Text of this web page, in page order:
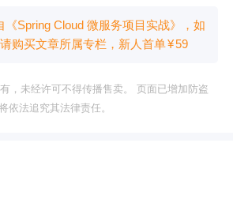
《Spring Cloud 微服务项目实战》，如
购买文章所属专栏 ，新⼈⾸单¥59
，未经许可不得传播售卖。 页面已增加防盗
依法追究其法律责任。